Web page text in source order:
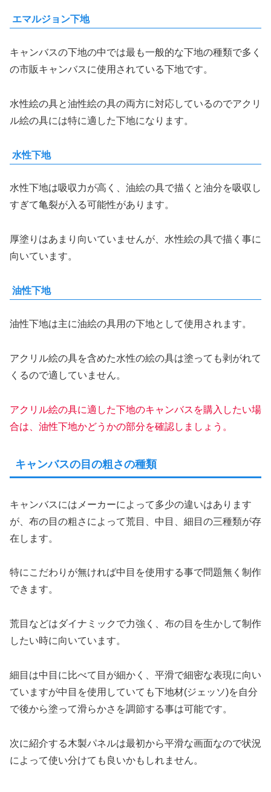
エマルジョン下地
キャンバスの下地の中では最も一般的な下地の種類で多く
の市販キャンバスに使用されている下地です。
水性絵の具と油性絵の具の両方に対応しているのでアクリ
ル絵の具には特に適した下地になります。
水性下地
水性下地は吸収力が高く、油絵の具で描くと油分を吸収し
すぎて亀裂が入る可能性があります。
厚塗りはあまり向いていませんが、水性絵の具で描く事に
向いています。
油性下地
油性下地は主に油絵の具用の下地として使用されます。
アクリル絵の具を含めた水性の絵の具は塗っても剥がれて
くるので適していません。
アクリル絵の具に適した下地のキャンバスを購入したい場
合は、油性下地かどうかの部分を確認しましょう。
キャンバスの目の粗さの種類
キャンバスにはメーカーによって多少の違いはあります
が、布の目の粗さによって荒目、中目、細目の三種類が存
在します。
特にこだわりが無ければ中目を使用する事で問題無く制作
できます。
荒目などはダイナミックで力強く、布の目を生かして制作
したい時に向いています。
細目は中目に比べて目が細かく、平滑で細密な表現に向い
ていますが中目を使用していても下地材(ジェッソ)を自分
で後から塗って滑らかさを調節する事は可能です。
次に紹介する木製パネルは最初から平滑な画面なので状況
によって使い分けても良いかもしれません。